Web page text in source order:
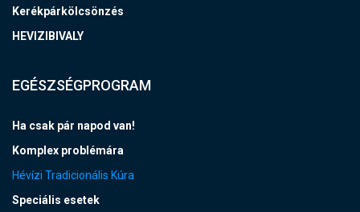
Kerékpárkölcsönzés
HEVIZIBIVALY
EGÉSZSÉGPROGRAM
Ha csak pár napod van!
Komplex problémára
Hévízi Tradicionális Kúra
Speciális esetek